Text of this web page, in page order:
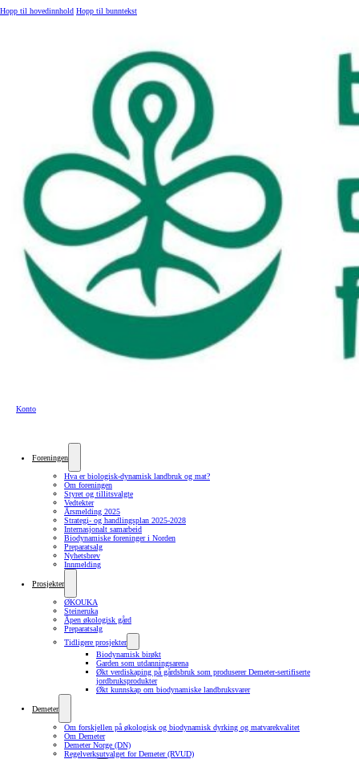
Hopp til hovedinnhold Hopp til bunntekst
Konto
Foreningen
Hva er biologisk-dynamisk landbruk og mat?
Om foreningen
Styret og tillitsvalgte
Vedtekter
Årsmelding 2025
Strategi- og handlingsplan 2025-2028
Internasjonalt samarbeid
Biodynamiske foreninger i Norden
Preparatsalg
Nyhetsbrev
Innmelding
Prosjekter
ØKOUKA
Steineruka
Åpen økologisk gård
Preparatsalg
Tidligere prosjekter
Biodynamisk birøkt
Garden som utdanningsarena
Økt verdiskaping på gårdsbruk som produserer Demeter-sertifiserte
jordbruksprodukter
Økt kunnskap om biodynamiske landbruksvarer
Demeter
Om forskjellen på økologisk og biodynamisk dyrking og matvarekvalitet
Om Demeter
Demeter Norge (DN)
Regelverksutvalget for Demeter (RVUD)